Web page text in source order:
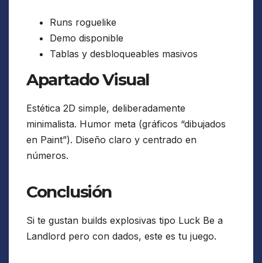
Runs roguelike
Demo disponible
Tablas y desbloqueables masivos
Apartado Visual
Estética 2D simple, deliberadamente
minimalista. Humor meta (gráficos “dibujados
en Paint”). Diseño claro y centrado en
números.
Conclusión
Si te gustan builds explosivas tipo Luck Be a
Landlord pero con dados, este es tu juego.